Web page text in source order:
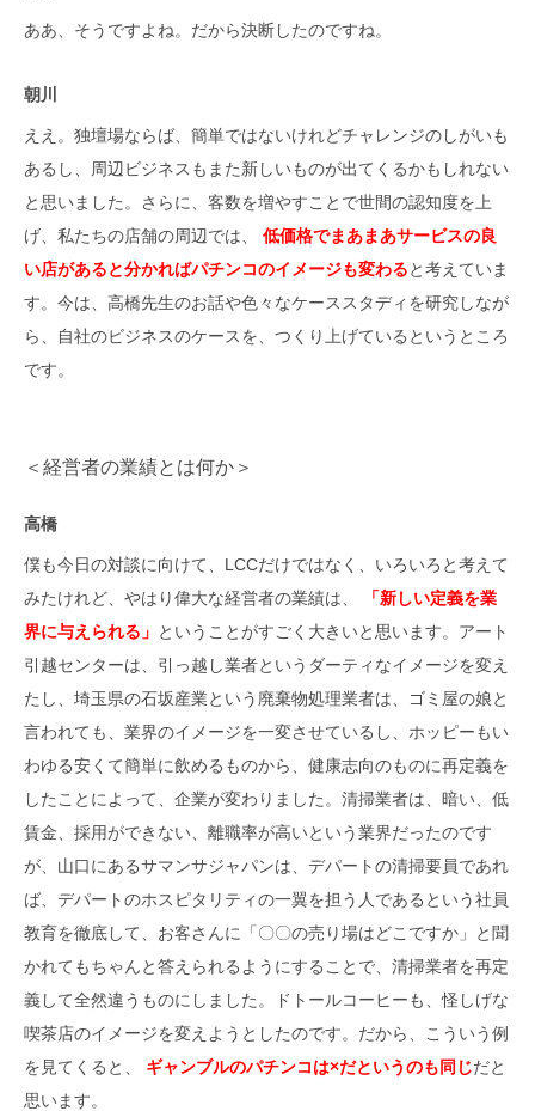
ああ、そうですよね。だから決断したのですね。
朝川
ええ。独壇場ならば、簡単ではないけれどチャレンジのしがいも
あるし、周辺ビジネスもまた新しいものが出てくるかもしれない
と思いました。さらに、客数を増やすことで世間の認知度を上
げ、私たちの店舗の周辺では、 低価格でまあまあサービスの良
い店があると分かればパチンコのイメージも変わると考えていま
す。今は、高橋先生のお話や色々なケーススタディを研究しなが
ら、自社のビジネスのケースを、つくり上げているというところ
です。
＜経営者の業績とは何か＞
高橋
僕も今日の対談に向けて、LCCだけではなく、いろいろと考えて
みたけれど、やはり偉大な経営者の業績は、
「新しい定義を業
界に与えられる」 ということがすごく大きいと思います。アート
引越センターは、引っ越し業者というダーティなイメージを変え
たし、埼玉県の石坂産業という廃棄物処理業者は、ゴミ屋の娘と
言われても、業界のイメージを一変させているし、ホッピーもい
わゆる安くて簡単に飲めるものから、健康志向のものに再定義を
したことによって、企業が変わりました。清掃業者は、暗い、低
賃金、採用ができない、離職率が高いという業界だったのです
が、山口にあるサマンサジャパンは、デパートの清掃要員であれ
ば、デパートのホスピタリティの一翼を担う人であるという社員
教育を徹底して、お客さんに「〇〇の売り場はどこですか」と聞
かれてもちゃんと答えられるようにすることで、清掃業者を再定
義して全然違うものにしました。ドトールコーヒーも、怪しげな
喫茶店のイメージを変えようとしたのです。だから、こういう例
を見てくると、 ギャンブルのパチンコは×だというのも同じだと
思います。